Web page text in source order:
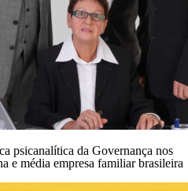
psicanalítica da Governança nos
e média empresa familiar brasileira